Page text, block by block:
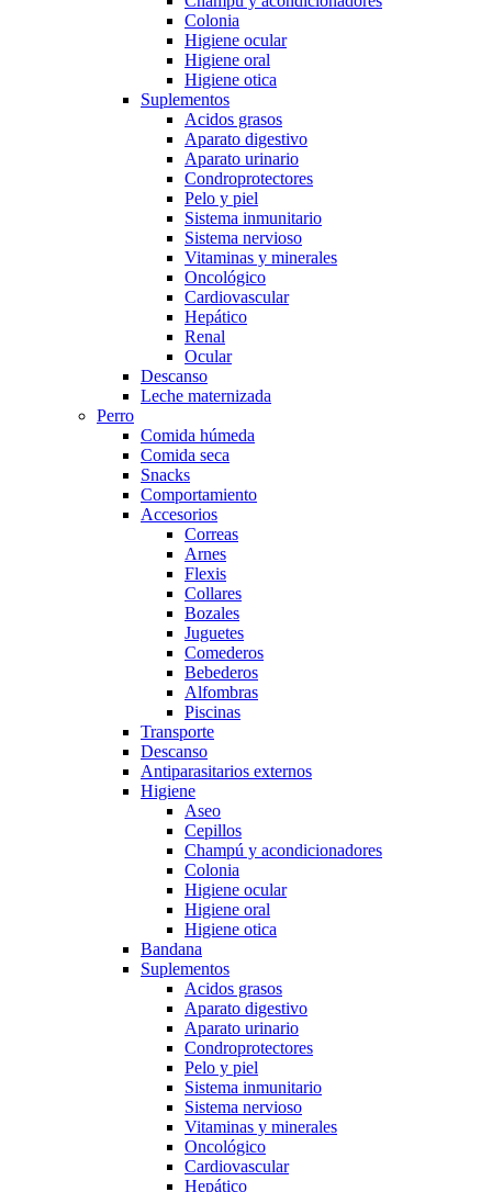
Colonia
Higiene ocular
Higiene oral
Higiene otica
Suplementos
Acidos grasos
Aparato digestivo
Aparato urinario
Condroprotectores
Pelo y piel
Sistema inmunitario
Sistema nervioso
Vitaminas y minerales
Oncológico
Cardiovascular
Hepático
Renal
Ocular
Descanso
Leche maternizada
Perro
Comida húmeda
Comida seca
Snacks
Comportamiento
Accesorios
Correas
Arnes
Flexis
Collares
Bozales
Juguetes
Comederos
Bebederos
Alfombras
Piscinas
Transporte
Descanso
Antiparasitarios externos
Higiene
Aseo
Cepillos
Champú y acondicionadores
Colonia
Higiene ocular
Higiene oral
Higiene otica
Bandana
Suplementos
Acidos grasos
Aparato digestivo
Aparato urinario
Condroprotectores
Pelo y piel
Sistema inmunitario
Sistema nervioso
Vitaminas y minerales
Oncológico
Cardiovascular
Hepático